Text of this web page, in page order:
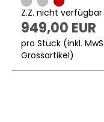
Z.Z. nicht verfügbar
949,00 EUR
pro Stück (inkl.
Grossartikel)